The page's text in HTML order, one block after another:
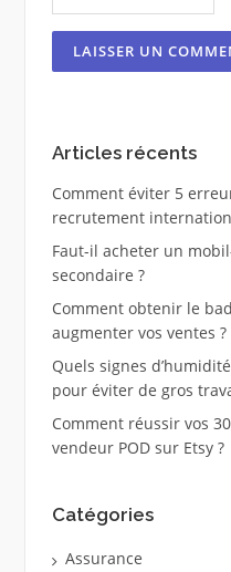
Articles récents
Comment éviter 5
recrutement
Faut-il acheter un
secondaire ?
Comment obtenir le
augmenter vos ventes ?
Quels signes
pour éviter de gros
Comment réussir vos
vendeur POD sur Etsy ?
Catégories
Assurance